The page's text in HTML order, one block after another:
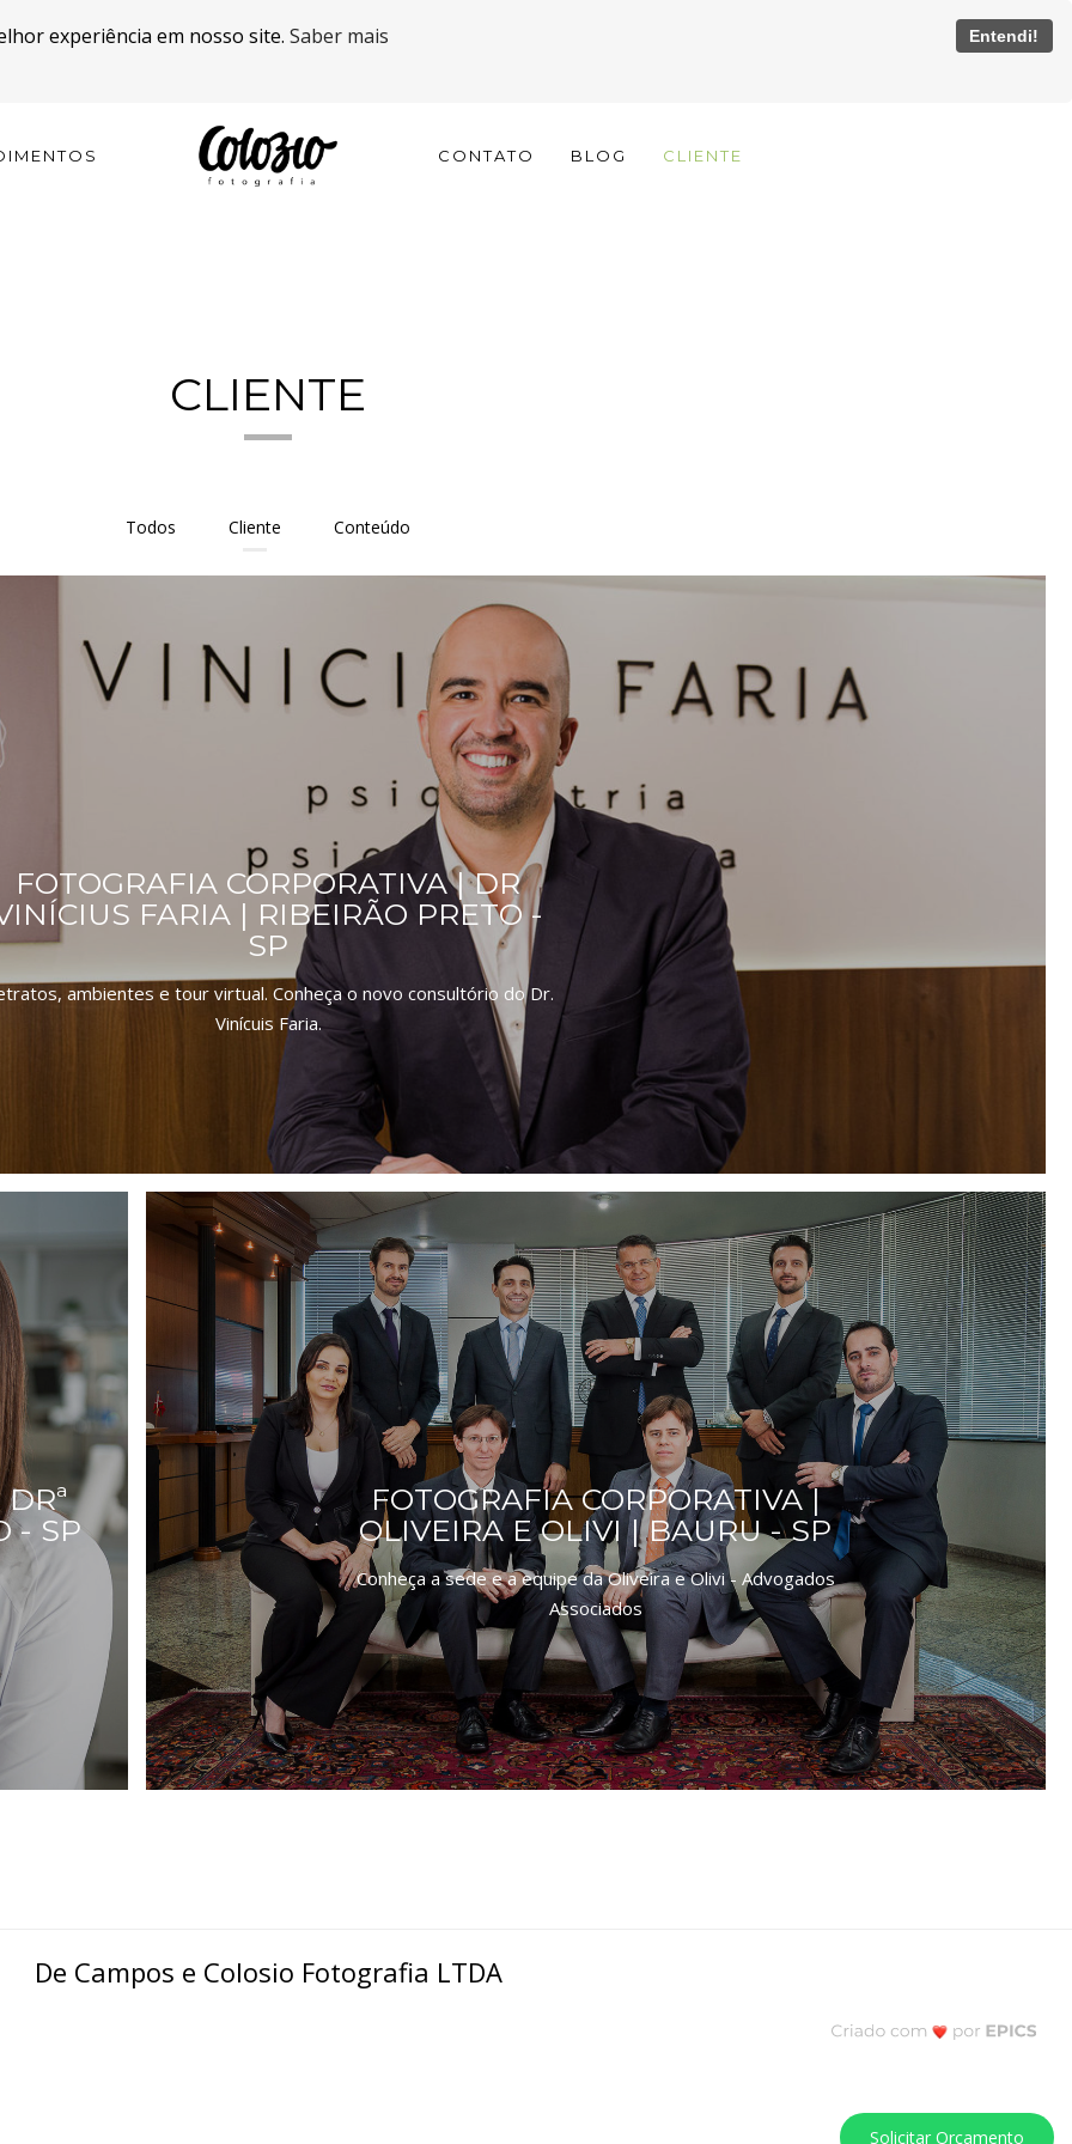
experiência em nosso site. Saber mais Entendi!
CONTATO BLOG CLIENTE
CLIENTE
Todos Cliente Conteúdo
FOTOGRAFIA CORPORATIVA | DR
FARIA | RIBEIRÃO PRETO -
SP
ambientes e tour virtual. Conheça o novo consultório do Dr.
Vinícuis Faria.
- SP
FOTOGRAFIA CORPORATIVA |
OLIVEIRA E OLIVI | BAURU - SP
Conheça a sede e a equipe da Oliveira e Olivi - Advogados
Associados
De Campos e Colosio Fotografia LTDA
Solicitar Orçamento